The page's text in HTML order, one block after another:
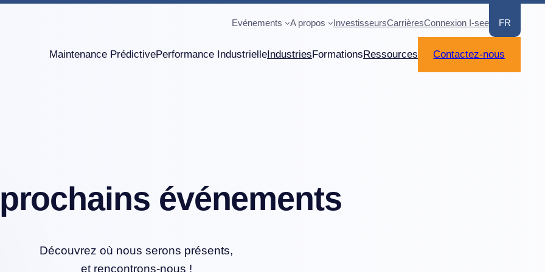
Evénements A propos InvestisseursCarrièresConnexion I-see FR
Maintenance PrédictivePerformance Industrielle Industries Formations Ressources Contactez-nous
événements
Découvrez où nous serons présents,
et rencontrons-nous !